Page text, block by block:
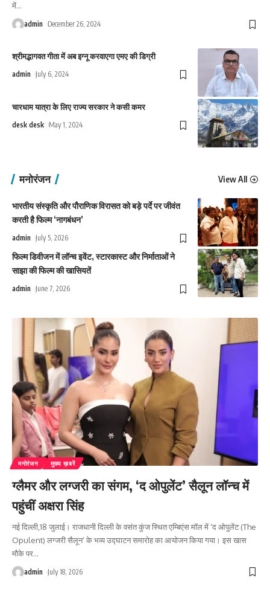
में…
admin December 26, 2024
श्रीमद्भागवत गीता में अब इग्नू करवाएगा एमए की डिग्री
admin July 6, 2024
चारधाम यात्रा के लिए राज्य सरकार ने कसी कमर
desk desk May 1, 2024
मनोरंजन View All
भारतीय संस्कृति और पौराणिक विरासत को बड़े पर्दे पर जीवंत
करती है फिल्म ‘नागबंधन’
admin July 5, 2026
फिल्म डिवीजन में लॉन्च इवेंट, स्टारकास्ट और निर्माताओं ने
साझा की फिल्म की खासियतें
admin June 7, 2026
मनोरंजन मुख्य ख़बरें
ग्लैमर और लग्जरी का संगम, ‘द ओपुलेंट’ सैलून लॉन्च में
पहुंचीं अक्षरा सिंह
नई दिल्ली,18 जुलाई। राजधानी दिल्ली के वसंत कुंज स्थित एम्बिएंस मॉल में ‘द ओपुलेंट (The
Opulent) लग्जरी सैलून’ के भव्य उद्घाटन समारोह का आयोजन किया गया। इस खास
मौके पर…
admin July 18, 2026